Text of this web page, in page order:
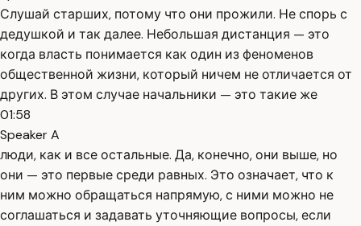
Слушай старших, потому что они прожили. Не спорь с
дедушкой и так далее. Небольшая дистанция — это
когда власть понимается как один из феноменов
общественной жизни, который ничем не отличается от
других. В этом случае начальники — это такие же
01:58
Speaker A
люди, как и все остальные. Да, конечно, они выше, но
они — это первые среди равных. Это означает, что к
ним можно обращаться напрямую, с ними можно не
соглашаться и задавать уточняющие вопросы, если